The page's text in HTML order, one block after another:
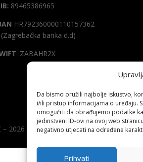
Da bismo pružili najbolje iskustvo,
i/ili pristup informacijama o uređaju.
omogućiti da obrađujemo podatke
jedinstveni ID-ovi na ovoj web
negativno utjecati na određene
Prihvati
89465386965
HR792360000110157362
banka d.d)
: ZABAHR2X
– 2026